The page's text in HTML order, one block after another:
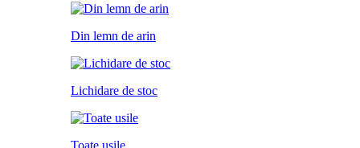
Din lemn de arin
Lichidare de stoc
Toate usile